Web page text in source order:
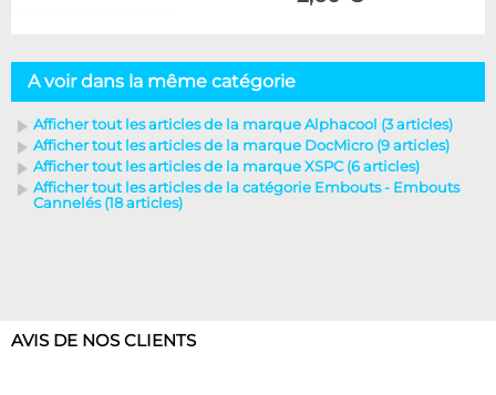
A voir dans la même catégorie
Afficher tout les articles de la marque Alphacool (3 articles)
Afficher tout les articles de la marque DocMicro (9 articles)
Afficher tout les articles de la marque XSPC (6 articles)
Afficher tout les articles de la catégorie Embouts - Embouts
Cannelés (18 articles)
AVIS DE NOS CLIENTS